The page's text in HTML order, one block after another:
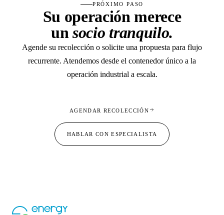
PRÓXIMO PASO
Su operación merece
unsocio tranquilo.
Agende su recolección o solicite una propuesta para flujo
recurrente. Atendemos desde el contenedor único a la
operación industrial a escala.
AGENDAR RECOLECCIÓN
HABLAR CON ESPECIALISTA